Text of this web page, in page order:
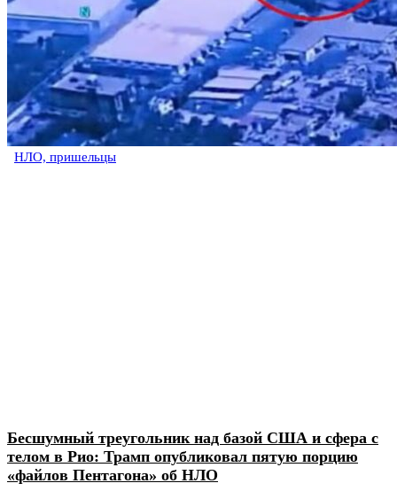
НЛО, пришельцы
Бесшумный треугольник над базой США и сфера с
телом в Рио: Трамп опубликовал пятую порцию
«файлов Пентагона» об НЛО